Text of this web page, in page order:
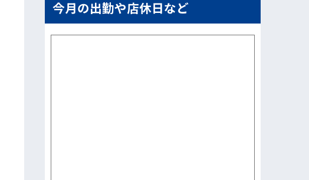
今月の出勤や店休日など